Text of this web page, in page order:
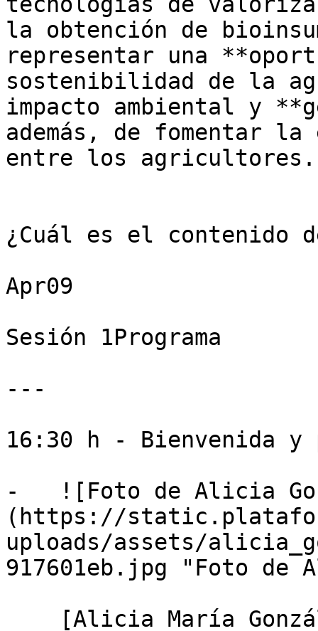
la obtención de
representar una
sostenibilidad de la
impacto ambiental y
además, de fomentar
entre los
¿Cuál es el contenido
Apr09
Sesión 1Programa
---
16:30 h - Bienvenida y
-   ![Foto de Alicia
(https://
uploads/assets/
917601eb.jpg "Foto de